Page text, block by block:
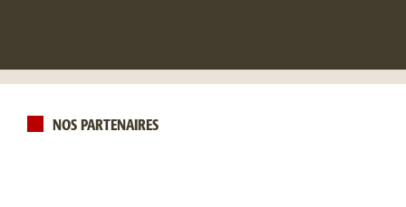
NOS PARTENAIRES